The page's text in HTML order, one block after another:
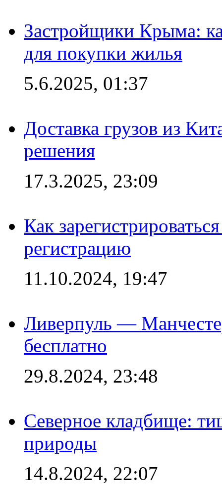
Застройщики Крыма:
для покупки жилья
5.6.2025, 01:37
Доставка грузов из
решения
17.3.2025, 23:09
Как
регистрацию
11.10.2024, 19:47
Ливерпуль —
бесплатно
29.8.2024, 23:48
Северное кладбище:
природы
14.8.2024, 22:07